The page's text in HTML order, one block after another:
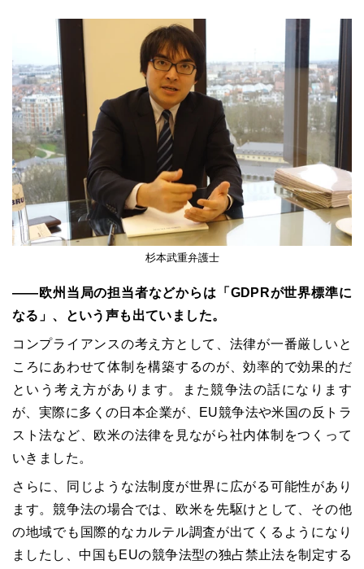
杉本武重弁護士
――欧州当局の担当者などからは「 GDPRが世界標準に
なる」、という声も出ていました。
コンプライアンスの考え方として、法律が一番厳しいと
ころにあわせて体制を構築するのが、効率的で効果的だ
という考え方があります。また競争法の話になります
が、実際に多くの日本企業が、
EU競争法や米国の反トラ
スト法など、欧米の法律を見ながら社内体制をつくって
いきました。
さらに、同じような法制度が世界に広がる可能性があり
ます。競争法の場合では、欧米を先駆けとして、その他
の地域でも国際的なカルテル調査が出てくるようになり
ましたし、中国も EUの競争法型の独占禁止法を制定する